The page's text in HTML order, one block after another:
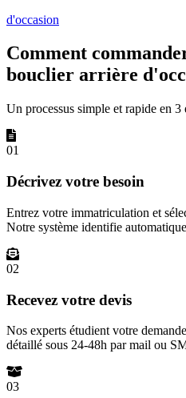
d'occasion
Comment
bouclier arrière
Un processus simple et rapide en 3
01
Décrivez votre besoin
Entrez votre immatriculation et
Notre système identifie
02
Recevez votre devis
Nos experts étudient votre
détaillé sous 24-48h par mail ou
03